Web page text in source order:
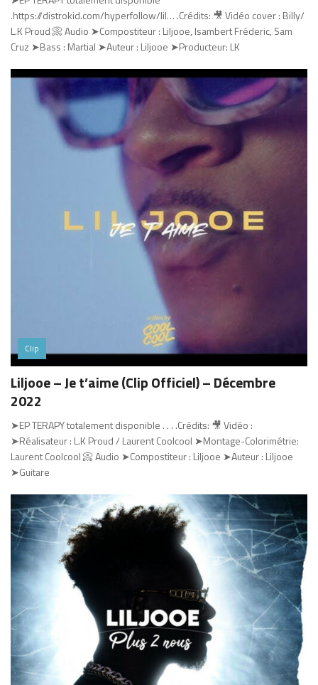
.https://distrokid.com/hyperfollow/lil… .Crédits: 🎥 Vidéo cover : Billy/
L.K Proud 📀 Audio ➤Compostiteur : Liljooe, Isambert Fréderic, Sam
Cruz ➤Bass : Martial ➤Auteur : Liljooe ➤Producteur: LK
Clip
Liljooe – Je t’aime (Clip Officiel) – Décembre
2022
➤EP TERAPY totalement disponible . . . .Crédits: 🎥 Vidéo :
➤Réalisateur : L.K Proud / Laurent Coolcool ➤Montage-Colorimétrie:
Laurent Coolcool 📀 Audio ➤Compostiteur : Liljooe ➤Auteur : Liljooe
➤Guitare